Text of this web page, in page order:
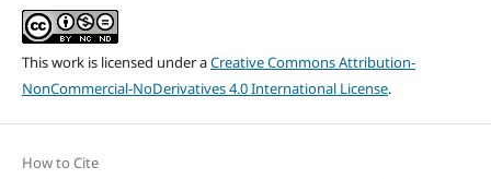
This work is licensed under aCreative Commons Attribution-
NonCommercial-NoDerivatives 4.0 International License.
How to Cite